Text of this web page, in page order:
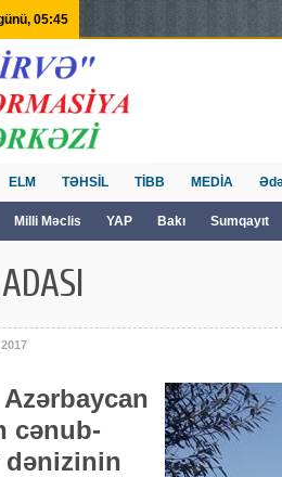
05:45
Milli Məclis YAP Bakı Sumqayıt
ELM TƏHSİL TİBB MEDİA
Azərbaycan
cənub-
dənizinin